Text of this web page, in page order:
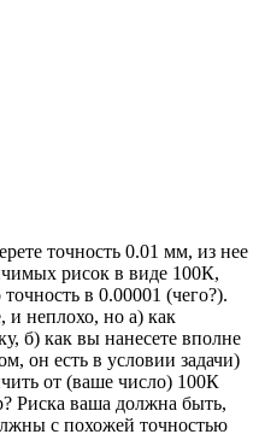
точность 0.01 мм, из нее
рисок в виде 100К,
в 0.00001 (чего?).
и неплохо, но а) как
б) как вы нанесете вполне
он есть в условии задачи)
от (ваше число) 100К
Риска ваша должна быть,
с похожей точностью